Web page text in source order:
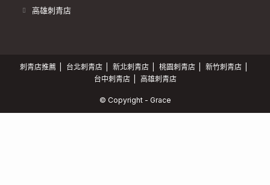
高雄刺青店
刺青店推薦 台北刺青店 新北刺青店 桃園刺青店
新竹刺青店
台中刺青店
高雄刺青店
© Copyright - Grace